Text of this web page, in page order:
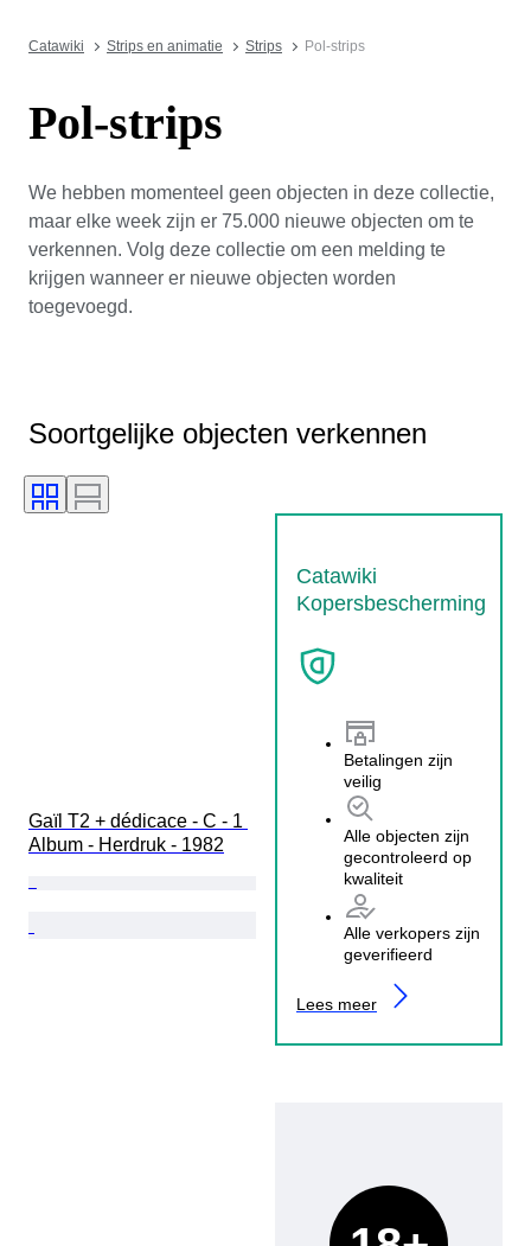
Catawiki Strips en animatie Strips Pol-strips
Pol-strips
We hebben momenteel geen objecten in deze collectie,
maar elke week zijn er 75.000 nieuwe objecten om te
verkennen. Volg deze collectie om een melding te
krijgen wanneer er nieuwe objecten worden
toegevoegd.
Soortgelijke objecten verkennen
Catawiki
Kopersbescherming
Betalingen zijn
veilig
Alle objecten zijn
gecontroleerd op
kwaliteit
Alle verkopers zijn
geverifieerd
Lees meer
Gaïl T2 + dédicace - C - 1
Album - Herdruk - 1982